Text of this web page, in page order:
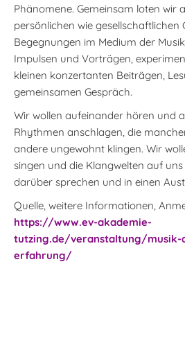
Phänomene. Gemeinsam loten wir
persönlichen wie
Begegnungen im Medium der
Impulsen und Vorträgen,
kleinen konzertanten Beiträgen,
gemeinsamen Gespräch.
Wir wollen aufeinander hören und
Rhythmen anschlagen, die
andere ungewohnt klingen. Wir
singen und die Klangwelten auf
darüber sprechen und in einen
Quelle, weitere Informationen,
https://www.ev-akademie-
tutzing.de/veranstaltung/musik-
erfahrung/